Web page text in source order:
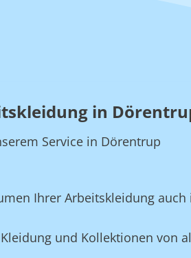
in
Service in Dörentrup
Ihrer Arbeitskleidung
und Kollektionen von